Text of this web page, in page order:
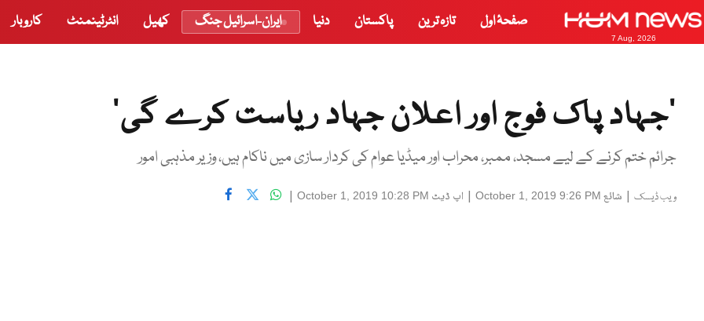
7 Aug, 2026
صفحۂ اول تازہ ترین پاکستان دنیا ایران-اسرائیل جنگ کھیل انٹرٹینمنٹ کاروبار
’جہاد پاک فوج اور اعلان جہاد ریاست کرے گی‘
جرائم ختم کرنے کے لیے مسجد، ممبر، محراب اور میڈیا عوام کی کردار سازی میں ناکام ہیں، وزیر مذہبی امور
ویب ڈیسک | شائع October 1, 2019 9:26 PM
| اپ ڈیٹ October 1, 2019 10:28 PM
|